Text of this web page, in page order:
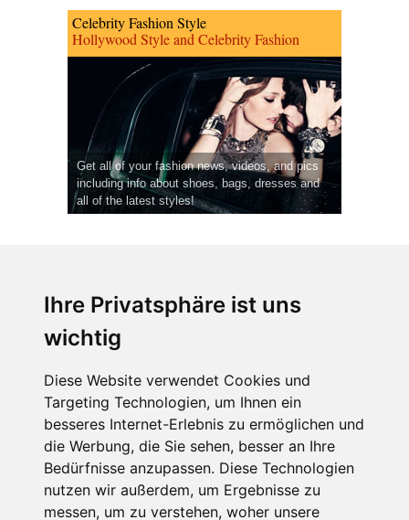
Ihre Privatsphäre ist uns
wichtig
Diese Website verwendet Cookies und
Targeting Technologien, um Ihnen ein
besseres Internet-Erlebnis zu ermöglichen und
die Werbung, die Sie sehen, besser an Ihre
Bedürfnisse anzupassen. Diese Technologien
nutzen wir außerdem, um Ergebnisse zu
messen, um zu verstehen, woher unsere
Celebrity Fashion Style
Hollywood Style and Celebrity Fashion
Get all of your fashion news, videos, and pics
including info about shoes, bags, dresses and
all of the latest styles!
CPost.org© 2013-2023 The Celebrity Post.
Terms of Use Privacy | Cookies Policy( Einstellungen ändern
About Us
Advertising
Contact Us